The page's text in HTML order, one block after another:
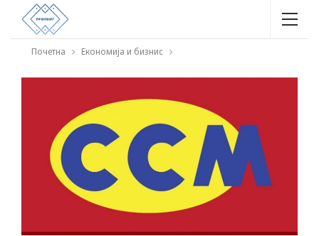
Почетна Економија и бизнис